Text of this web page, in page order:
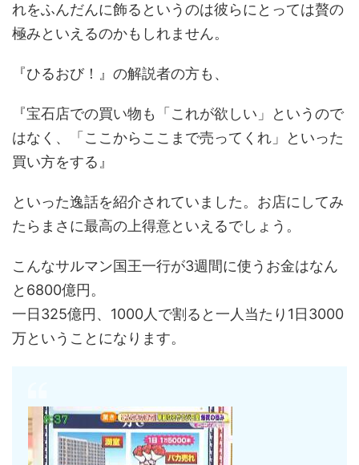
れをふんだんに飾るというのは彼らにとっては贅の
極みといえるのかもしれません。
『ひるおび！』の解説者の方も、
『宝石店での買い物も「これが欲しい」というので
はなく、「ここからここまで売ってくれ」といった
買い方をする』
といった逸話を紹介されていました。お店にしてみ
たらまさに最高の上得意といえるでしょう。
こんなサルマン国王一行が3週間に使うお金はなん
と6800億円。
一日325億円、1000人で割ると一人当たり1日3000
万ということになります。